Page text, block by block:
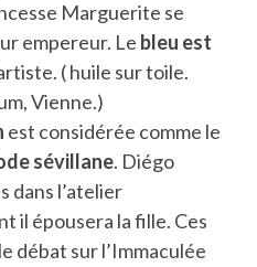
Marguerite se
empereur. Le bleu est
( huile sur toile.
Vienne.)
est considérée comme le
sévillane. Diégo
dans l’atelier
il épousera la fille. Ces
débat sur l’Immaculée